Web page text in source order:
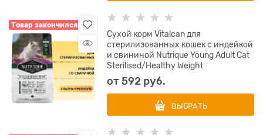
Товар закончился
Сухой корм Vitalcan для
стерилизованных кошек с индейкой
и свининой Nutrique Young Adult Cat
Sterilised/Healthy Weight
от592 руб.
ВЫБРАТЬ